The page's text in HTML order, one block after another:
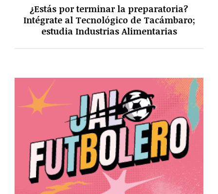
¿Estás por terminar la preparatoria?
Intégrate al Tecnológico de Tacámbaro;
estudia Industrias Alimentarias